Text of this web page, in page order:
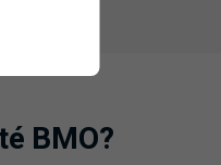
BMO?